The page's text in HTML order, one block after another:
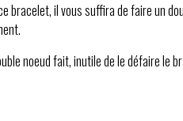
bracelet, il vous suffira de faire un
noeud fait, inutile de le défaire le